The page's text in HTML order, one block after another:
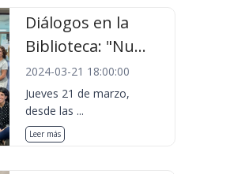
Diálogos en la
Biblioteca: "Nu...
2024-03-21 18:00:00
Jueves 21 de marzo,
desde las ...
Leer más